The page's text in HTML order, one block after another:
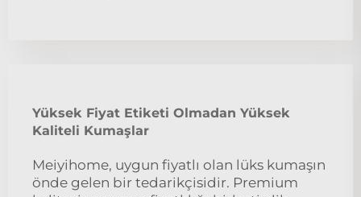
Yüksek Fiyat Etiketi Olmadan Yüksek
Kaliteli Kumaşlar
Meiyihome, uygun fiyatlı olan lüks kumaşın
önde gelen bir tedarikçisidir. Premium